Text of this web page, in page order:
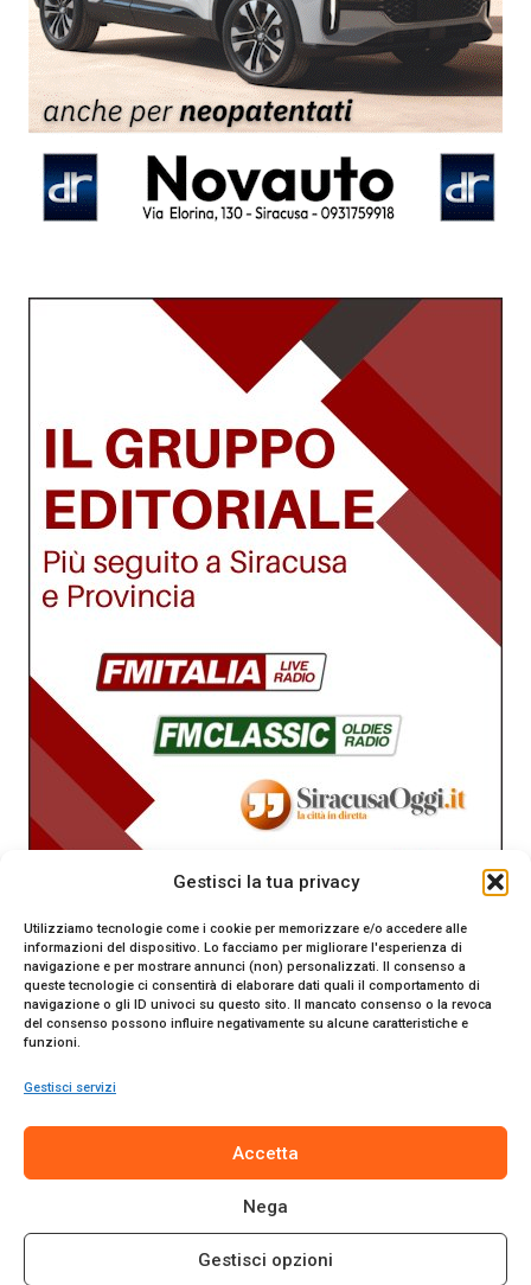
Gestisci la tua privacy
Utilizziamo tecnologie come i cookie per memorizzare e/o accedere alle
informazioni del dispositivo. Lo facciamo per migliorare l'esperienza di
navigazione e per mostrare annunci (non) personalizzati. Il consenso a
queste tecnologie ci consentirà di elaborare dati quali il comportamento di
navigazione o gli ID univoci su questo sito. Il mancato consenso o la revoca
del consenso possono influire negativamente su alcune caratteristiche e
funzioni.
Gestisci servizi
Accetta
Nega
Gestisci opzioni
Tribunale di Siracusa. Direttore responsabile Gianni Catania.
© 2024 Promo Italia S.r.l. Tutti i diritti riservati. | Sito web
realizzato daWeb-Arte.it
Cookie Policy|Termini e Condizioni